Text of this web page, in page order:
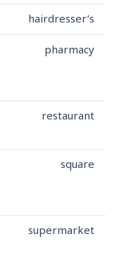
hairdresser’s
pharmacy
restaurant
square
supermarket